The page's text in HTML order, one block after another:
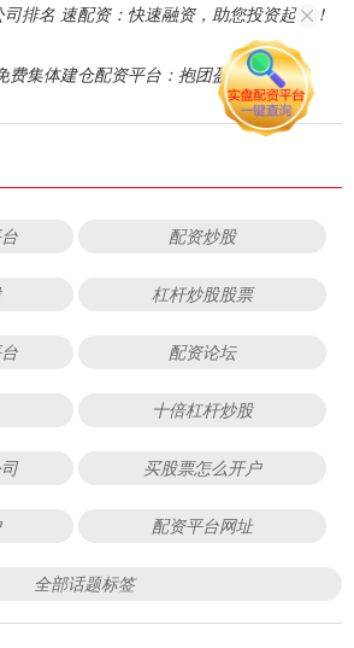
排名 速配资：快速融资，助您投资起飞！
费集体建仓配资平台：抱团盈利新选择
配资炒股
杠杆炒股股票
配资论坛
十倍杠杆炒股
买股票怎么开户
配资平台网址
全部话题标签